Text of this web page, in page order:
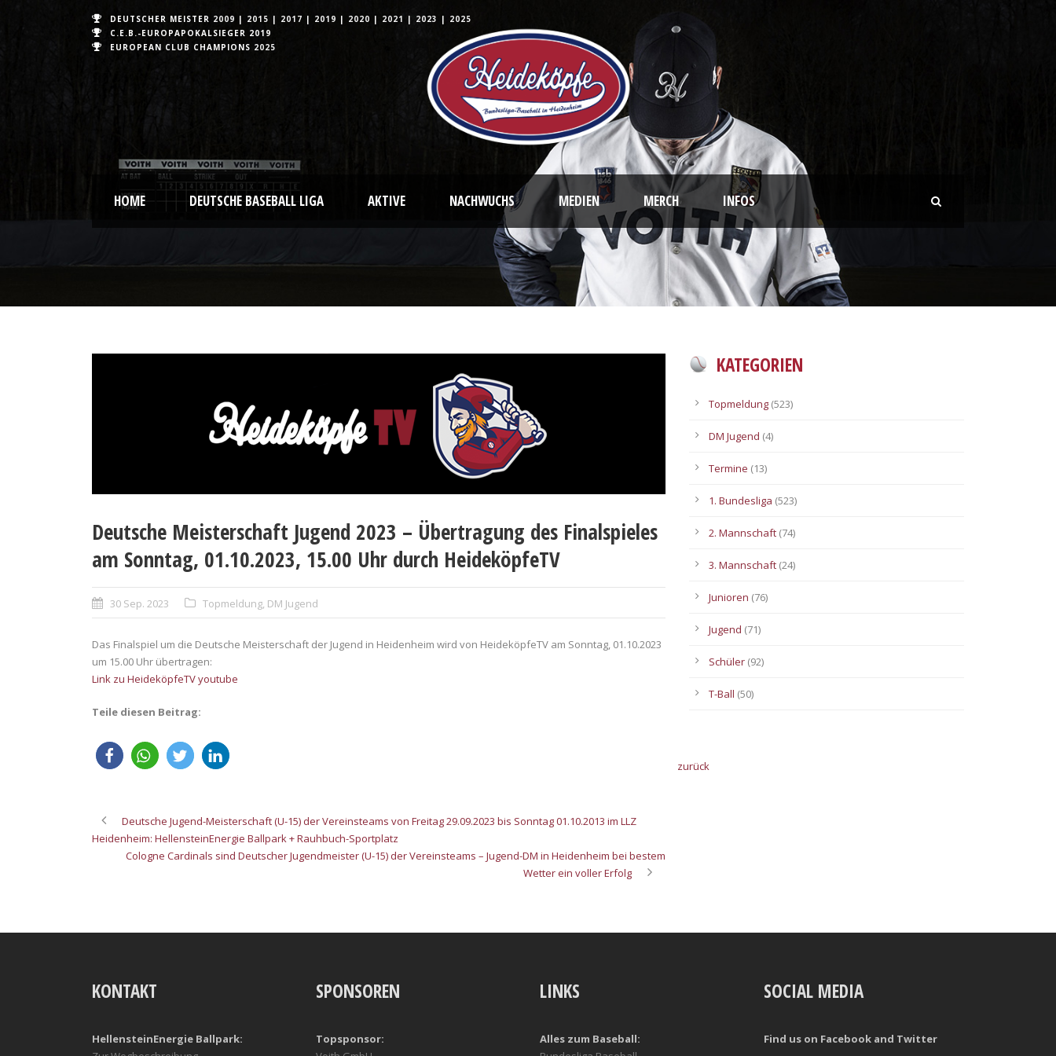
DEUTSCHER MEISTER 2009 | 2015 | 2017 | 2019 | 2020 | 2021 | 2023 | 2025
C.E.B.-EUROPAPOKALSIEGER 2019
EUROPEAN CLUB CHAMPIONS 2025
HOME DEUTSCHE BASEBALL LIGA AKTIVE NACHWUCHS MEDIEN MERCH INFOS
Deutsche Meisterschaft Jugend 2023 – Übertragung des Finalspieles
am Sonntag, 01.10.2023, 15.00 Uhr durch HeideköpfeTV
30 Sep. 2023 Topmeldung, DM Jugend
Das Finalspiel um die Deutsche Meisterschaft der Jugend in Heidenheim wird von HeideköpfeTV am Sonntag, 01.10.2023
um 15.00 Uhr übertragen:
Link zu HeideköpfeTV youtube
Teile diesen Beitrag:
Deutsche Jugend-Meisterschaft (U-15) der Vereinsteams von Freitag 29.09.2023 bis Sonntag 01.10.2013 im LLZ
Heidenheim: HellensteinEnergie Ballpark + Rauhbuch-Sportplatz
Cologne Cardinals sind Deutscher Jugendmeister (U-15) der Vereinsteams – Jugend-DM in Heidenheim bei bestem
Wetter ein voller Erfolg
KATEGORIEN
Topmeldung (523)
DM Jugend (4)
Termine (13)
1. Bundesliga (523)
2. Mannschaft (74)
3. Mannschaft (24)
Junioren (76)
Jugend (71)
Schüler (92)
T-Ball (50)
zurück
KONTAKT
HellensteinEnergie Ballpark:
SPONSOREN
Topsponsor:
LINKS
Alles zum Baseball:
SOCIAL MEDIA
Find us on Facebook and Twitter